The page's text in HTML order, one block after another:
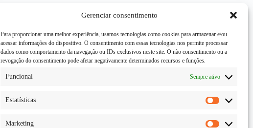
Gerenciar consentimento
Para proporcionar uma melhor experiência, usamos tecnologias como cookies para armazenar e/ou
acessar informações do dispositivo. O consentimento com essas tecnologias nos permite processar
dados como comportamento da navegação ou IDs exclusivos neste site. O não consentimento ou a
revogação do consentimento pode afetar negativamente determinados recursos e funções.
Funcional Sempre ativo
Estatísticas Estatísticas
Marketing